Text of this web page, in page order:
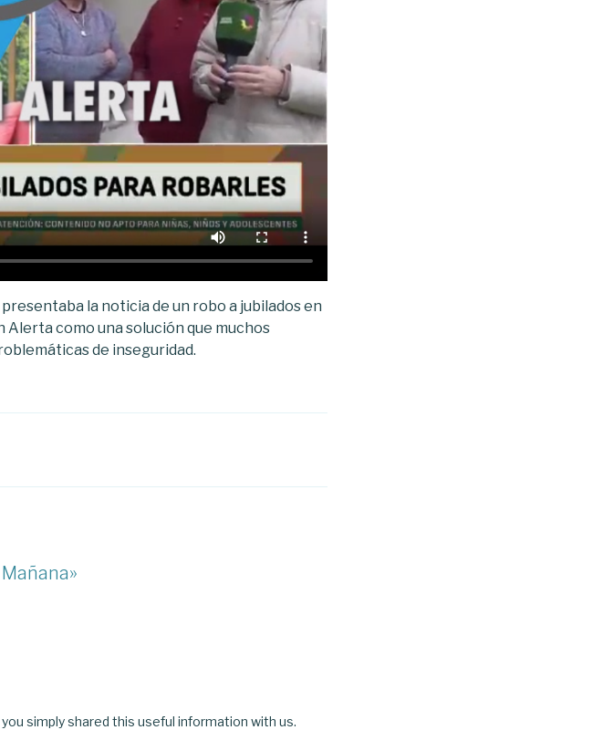
la noticia de un robo a jubilados en
Alerta como una solución que muchos
de inseguridad.
simply shared this useful information with us.